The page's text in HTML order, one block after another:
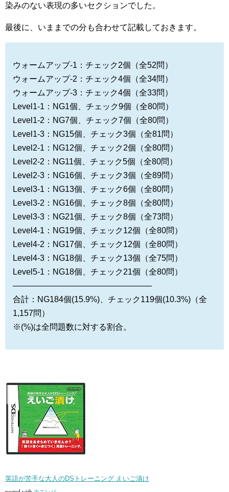
染みのない表現の多いセクションでした。
最後に、いままでの分も合わせて記載しておきます。
ウォームアップ-1：チェック2個（全52問）
ウォームアップ-2：チェック4個（全34問）
ウォームアップ-3：チェック4個（全33問）
Level1-1：NG1個、チェック9個（全80問）
Level1-2：NG7個、チェック7個（全80問）
Level1-3：NG15個、チェック3個（全81問）
Level2-1：NG12個、チェック2個（全80問）
Level2-2：NG11個、チェック5個（全80問）
Level2-3：NG16個、チェック3個（全89問）
Level3-1：NG13個、チェック6個（全80問）
Level3-2：NG16個、チェック8個（全80問）
Level3-3：NG21個、チェック8個（全73問）
Level4-1：NG19個、チェック12個（全80問）
Level4-2：NG17個、チェック12個（全80問）
Level4-3：NG18個、チェック13個（全75問）
Level5-1：NG18個、チェック21個（全80問）
—————————————————
合計：NG184個(15.9%)、チェック119個(10.3%)（全
1,157問）
※(%)は全問題数に対する割合。
英語が苦手な大人のDSトレーニング えいご漬け